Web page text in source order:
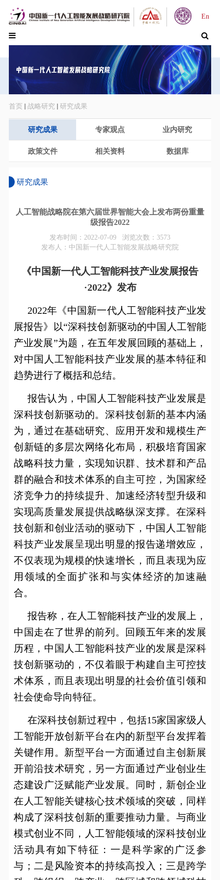
En
首页 战略研究 研究成果
研究成果 专家观点 业内研究
政策文件 相关资料 数据库
研究成果
人工智能战略院在第六届世界智能大会上发布两份重量
级报告2022
发布时间：2022-07-09 浏览次数： 3573
发布人：中国新一代人工智能发展战略研究院
《中国新一代人工智能科技产业发展报告
·2022》发布
2022年《中国新一代人工智能科技产业发
展报告》以“深科技创新驱动的中国人工智能
产业发展”为题，在五年发展回顾的基础上，
对中国人工智能科技产业发展的基本特征和
趋势进行了概括和总结。
报告认为，中国人工智能科技产业发展是
深科技创新驱动的。深科技创新的基本内涵
为，通过在基础研究、应用开发和规模生产
创新链的多层次网络化布局，积极培育国家
战略科技力量，实现知识群、技术群和产品
群的融合和技术体系的自主可控，为国家经
济竞争力的持续提升、加速经济转型升级和
实现高质量发展提供战略纵深支撑。在深科
技创新和创业活动的驱动下，中国人工智能
科技产业发展呈现出明显的报告递增效应，
不仅表现为规模的快速增长，而且表现为应
用领域的全面扩张和与实体经济的加速融
合。
报告称，在人工智能科技产业的发展上，
中国走在了世界的前列。回顾五年来的发展
历程，中国人工智能科技产业的发展是深科
技创新驱动的，不仅着眼于构建自主可控技
术体系，而且表现出明显的社会价值引领和
社会使命导向特征。
在深科技创新过程中，包括15家国家级人
工智能开放创新平台在内的新型平台发挥着
关键作用。新型平台一方面通过自主创新展
开前沿技术研究，另一方面通过产业创业生
态建设广泛赋能产业发展。同时，新创企业
在人工智能关键核心技术领域的突破，同样
构成了深科技创新的重要推动力量。与商业
模式创业不同，人工智能领域的深科技创业
活动具有如下特征：一是科学家的广泛参
与；二是风险资本的持续高投入；三是跨学